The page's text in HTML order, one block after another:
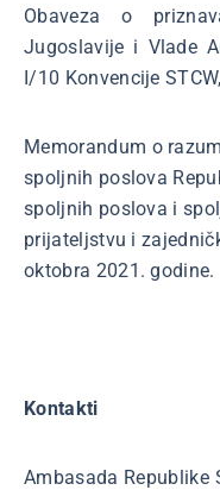
Obaveza o
Jugoslavije i Vlade
I/10 Konvencije
Memorandum o
spoljnih poslova
spoljnih poslova i
prijateljstvu i
oktobra 2021. godine.
Kontakti
Ambasada Republike